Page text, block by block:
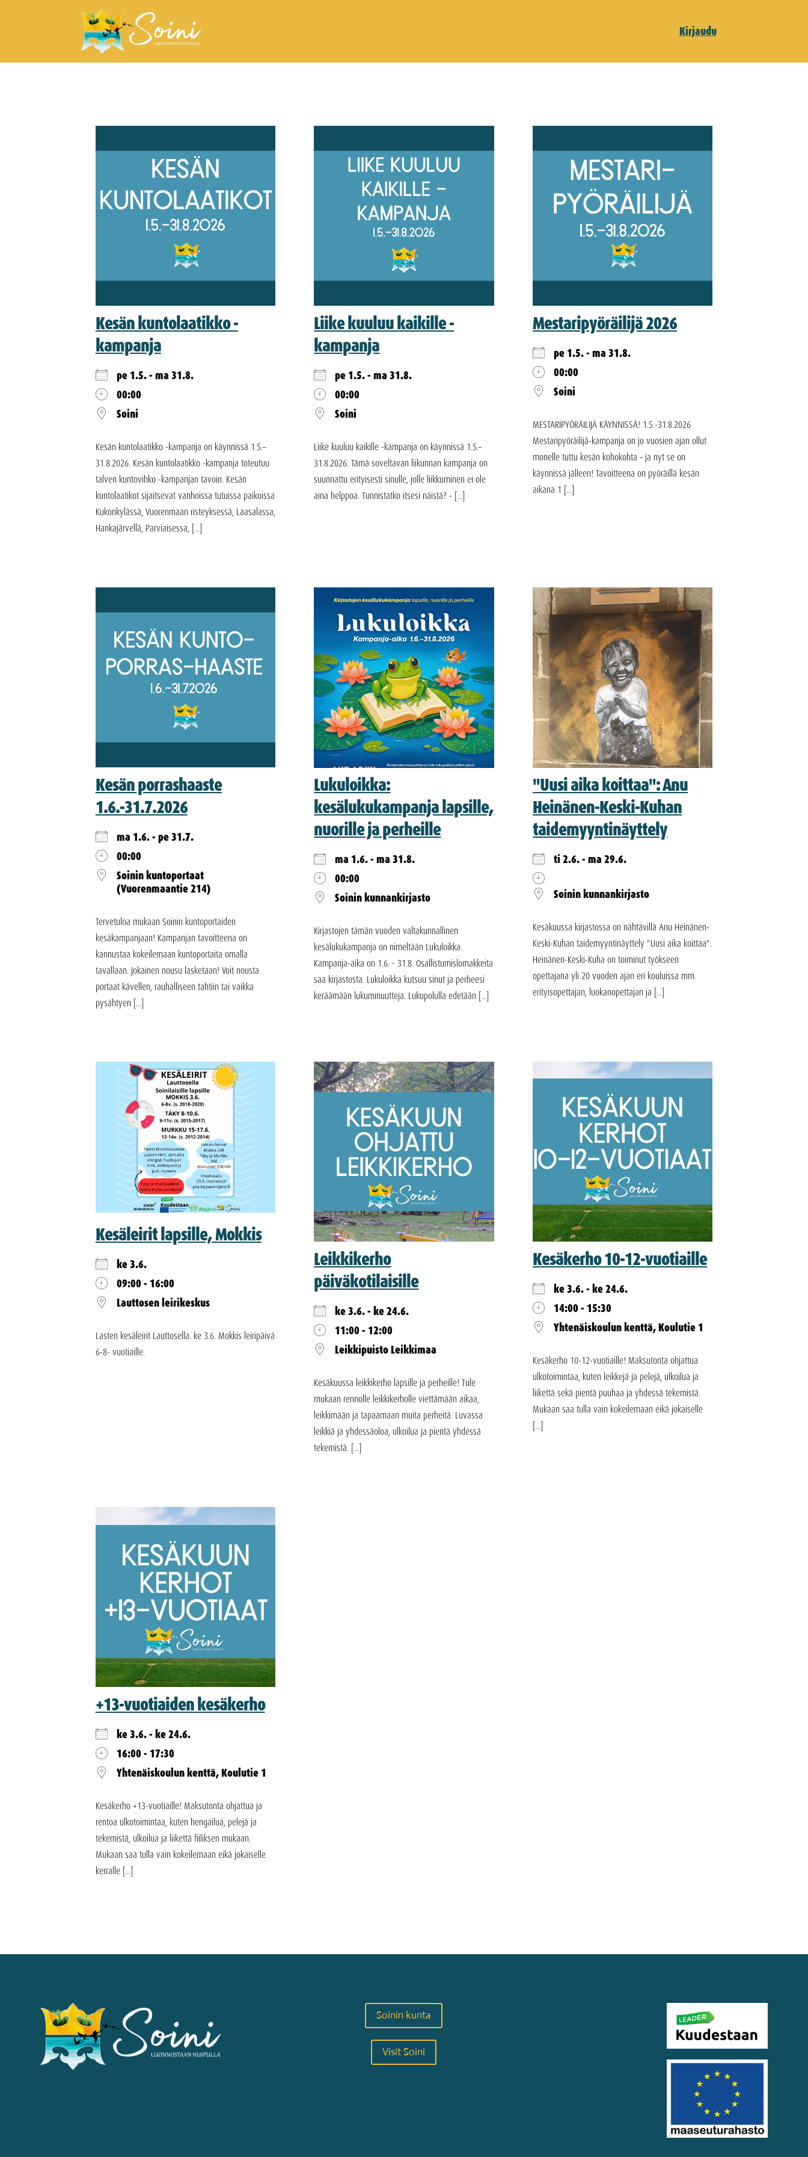
Kirjaudu
Kesän kuntolaatikko -
kampanja
pe 1.5. - ma 31.8.
00:00
Soini
Kesän kuntolaatikko -kampanja on käynnissä 1.5.–
31.8.2026. Kesän kuntolaatikko -kampanja toteutuu
talven kuntovihko -kampanjan tavoin. Kesän
kuntolaatikot sijaitsevat vanhoissa tutuissa paikoissa
Kukonkylässä, Vuorenmaan risteyksessä, Laasalassa,
Hankajärvellä, Parviaisessa, [...]
Liike kuuluu kaikille -
kampanja
pe 1.5. - ma 31.8.
00:00
Soini
Liike kuuluu kaikille -kampanja on käynnissä 1.5.–
31.8.2026. Tämä soveltavan liikunnan kampanja on
suunnattu erityisesti sinulle, jolle liikkuminen ei ole
aina helppoa. Tunnistatko itsesi näistä? - [...]
Mestaripyöräilijä 2026
pe 1.5. - ma 31.8.
00:00
Soini
MESTARIPYÖRÄILIJÄ KÄYNNISSÄ! 1.5.-31.8.2026
Mestaripyöräilijä-kampanja on jo vuosien ajan ollut
monelle tuttu kesän kohokohta – ja nyt se on
käynnissä jälleen! Tavoitteena on pyöräillä kesän
aikana 1 [...]
Kesän porrashaaste
1.6.-31.7.2026
ma 1.6. - pe 31.7.
00:00
Soinin kuntoportaat
(Vuorenmaantie 214)
Tervetuloa mukaan Soinin kuntoportaiden
kesäkampanjaan! Kampanjan tavoitteena on
kannustaa kokeilemaan kuntoportaita omalla
tavallaan. Jokainen nousu lasketaan! Voit nousta
portaat kävellen, rauhalliseen tahtiin tai vaikka
pysähtyen [...]
Lukuloikka:
kesälukukampanja lapsille,
nuorille ja perheille
ma 1.6. - ma 31.8.
00:00
Soinin kunnankirjasto
Kirjastojen tämän vuoden valtakunnallinen
kesälukukampanja on nimeltään Lukuloikka.
Kampanja-aika on 1.6. - 31.8. Osallistumislomakkeita
saa kirjastosta. Lukuloikka kutsuu sinut ja perheesi
keräämään lukuminuutteja. Lukupolulla edetään [...]
"Uusi aika koittaa": Anu
Heinänen-Keski-Kuhan
taidemyyntinäyttely
ti 2.6. - ma 29.6.
Soinin kunnankirjasto
Kesäkuussa kirjastossa on nähtävillä Anu Heinänen-
Keski-Kuhan taidemyyntinäyttely "Uusi aika koittaa".
Heinänen-Keski-Kuha on toiminut työkseen
opettajana yli 20 vuoden ajan eri kouluissa mm.
erityisopettajan, luokanopettajan ja [...]
Kesäleirit lapsille, Mokkis
ke 3.6.
09:00 - 16:00
Lauttosen leirikeskus
Lasten kesäleirit Lauttosella. ke 3.6. Mokkis leiripäivä
6-8- vuotiaille.
Leikkikerho
päiväkotilaisille
ke 3.6. - ke 24.6.
11:00 - 12:00
Leikkipuisto Leikkimaa
Kesäkuussa leikkikerho lapsille ja perheille! Tule
mukaan rennolle leikkikerholle viettämään aikaa,
leikkimään ja tapaamaan muita perheitä. Luvassa
leikkiä ja yhdessäoloa, ulkoilua ja pientä yhdessä
tekemistä. [...]
Kesäkerho 10-12-vuotiaille
ke 3.6. - ke 24.6.
14:00 - 15:30
Yhtenäiskoulun kenttä, Koulutie 1
Kesäkerho 10-12-vuotiaille! Maksutonta ohjattua
ulkotoimintaa, kuten leikkejä ja pelejä, ulkoilua ja
liikettä sekä pientä puuhaa ja yhdessä tekemistä.
Mukaan saa tulla vain kokeilemaan eikä jokaiselle
[...]
+13-vuotiaiden kesäkerho
ke 3.6. - ke 24.6.
16:00 - 17:30
Yhtenäiskoulun kenttä, Koulutie 1
Kesäkerho +13-vuotiaille! Maksutonta ohjattua ja
rentoa ulkotoimintaa, kuten hengailua, pelejä ja
tekemistä, ulkoilua ja liikettä fiiliksen mukaan.
Mukaan saa tulla vain kokeilemaan eikä jokaiselle
kerralle [...]
Soinin kunta
Visit Soini